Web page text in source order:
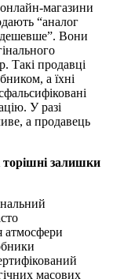
магазини
“аналог
дешевше”. Вони
Такі продавці
а їхні
У разі
а продавець
торішні залишки
атмосфери
масових